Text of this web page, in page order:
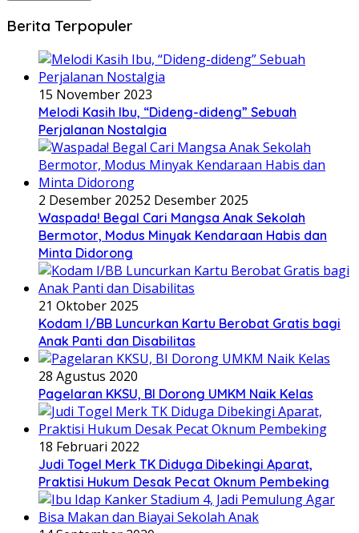
Berita Terpopuler
15 November 2023
Melodi Kasih Ibu, “Dideng-dideng” Sebuah
Perjalanan Nostalgia
2 Desember 20252 Desember 2025
Waspada! Begal Cari Mangsa Anak Sekolah
Bermotor, Modus Minyak Kendaraan Habis dan
Minta Didorong
21 Oktober 2025
Kodam I/BB Luncurkan Kartu Berobat Gratis bagi
Anak Panti dan Disabilitas
28 Agustus 2020
Pagelaran KKSU, BI Dorong UMKM Naik Kelas
18 Februari 2022
Judi Togel Merk TK Diduga Dibekingi Aparat,
Praktisi Hukum Desak Pecat Oknum Pembeking